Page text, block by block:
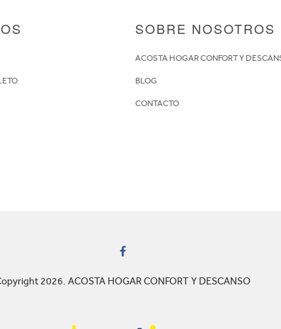
SOBRE NOSOTROS
ACOSTA HOGAR CONFORT Y
BLOG
CONTACTO
2026. ACOSTA HOGAR CONFORT Y DESCANSO